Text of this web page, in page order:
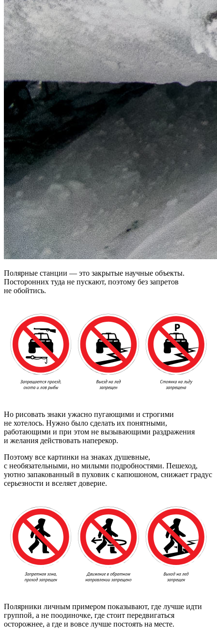
Полярные станции — это закрытые научные объекты.
Посторонних туда не пускают, поэтому без запретов
не обойтись.
Но рисовать знаки ужасно пугающими и строгими
не хотелось. Нужно было сделать их понятными,
работающими и при этом не вызывающими раздражения
и желания действовать наперекор.
Поэтому все картинки на знаках душевные,
с необязательными, но милыми подробностями. Пешеход,
уютно запакованный в пуховик с капюшоном, снижает градус
серьезности и вселяет доверие.
Полярники личным примером показывают, где лучше идти
группой, а не поодиночке, где стоит передвигаться
осторожнее, а где и вовсе лучше постоять на месте.